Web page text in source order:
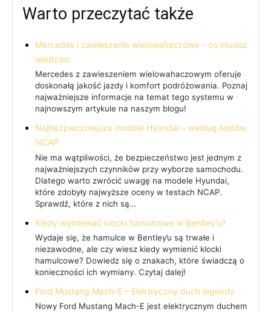
Warto przeczytać także
Mercedes i zawieszenie wielowahaczowe – co musisz
wiedzieć
Mercedes z zawieszeniem wielowahaczowym oferuje
doskonałą jakość jazdy i komfort podróżowania. Poznaj
najważniejsze informacje na temat tego systemu w
najnowszym artykule na naszym blogu!
Najbezpieczniejsze modele Hyundai – według testów
NCAP
Nie ma wątpliwości, że bezpieczeństwo jest jednym z
najważniejszych czynników przy wyborze samochodu.
Dlatego warto zwrócić uwagę na modele Hyundai,
które zdobyły najwyższe oceny w testach NCAP.
Sprawdź, które z nich są…
Kiedy wymieniać klocki hamulcowe w Bentley’u?
Wydaje się, że hamulce w Bentley’u są trwałe i
niezawodne, ale czy wiesz kiedy wymienić klocki
hamulcowe? Dowiedz się o znakach, które świadczą o
konieczności ich wymiany. Czytaj dalej!
Ford Mustang Mach-E – Elektryczny duch legendy
Nowy Ford Mustang Mach-E jest elektrycznym duchem